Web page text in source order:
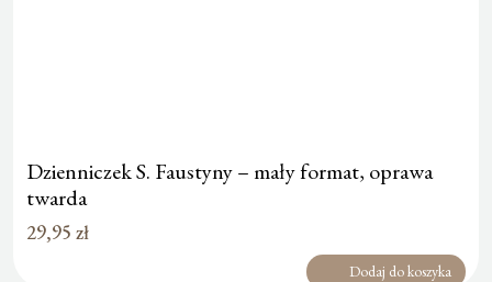
Dzienniczek S. Faustyny – mały format, oprawa
twarda
29,95 zł
Dodaj do koszyka